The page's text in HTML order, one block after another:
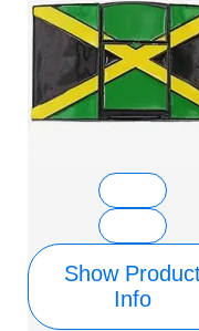
Show
Info